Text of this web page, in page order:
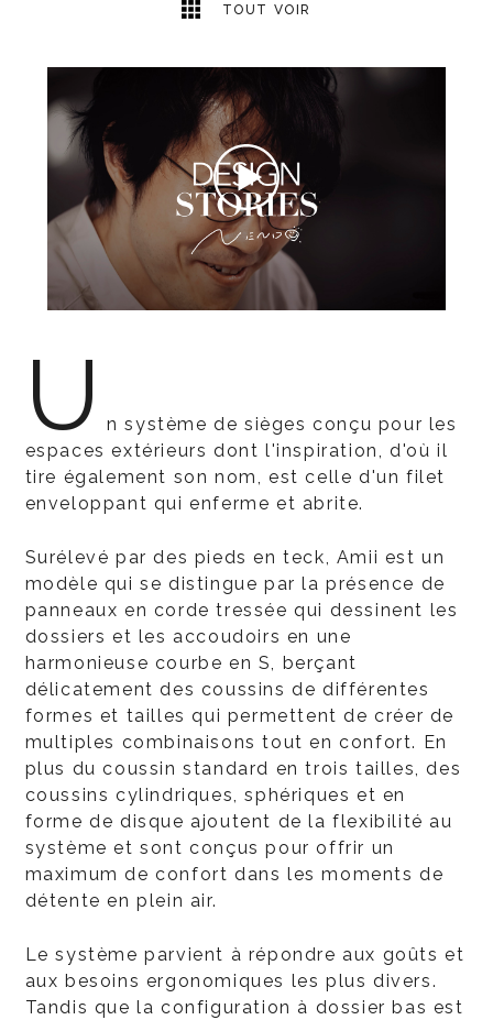
TOUT VOIR
U
n système de sièges conçu pour les
espaces extérieurs dont l'inspiration, d'où il
tire également son nom, est celle d'un filet
enveloppant qui enferme et abrite.
Surélevé par des pieds en teck, Amii est un
modèle qui se distingue par la présence de
panneaux en corde tressée qui dessinent les
dossiers et les accoudoirs en une
harmonieuse courbe en S, berçant
délicatement des coussins de différentes
formes et tailles qui permettent de créer de
multiples combinaisons tout en confort. En
plus du coussin standard en trois tailles, des
coussins cylindriques, sphériques et en
forme de disque ajoutent de la flexibilité au
système et sont conçus pour offrir un
maximum de confort dans les moments de
détente en plein air.
Le système parvient à répondre aux goûts et
aux besoins ergonomiques les plus divers.
Tandis que la configuration à dossier bas est